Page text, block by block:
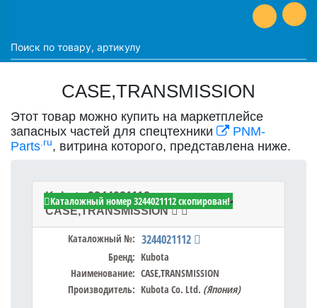
CASE,TRANSMISSION
Этот товар можно купить на маркетплейсе
запасных частей для спецтехники
PNM-
Parts.ru, витрина которого, представлена ниже.
Kubota 3244021112 -
CASE,TRANSMISSION
Каталожный №: 3244021112
Бренд: Kubota
Наименование: CASE,TRANSMISSION
Производитель: Kubota Co. Ltd. (Япония)
Каталожный номер 3244021112 скопирован!